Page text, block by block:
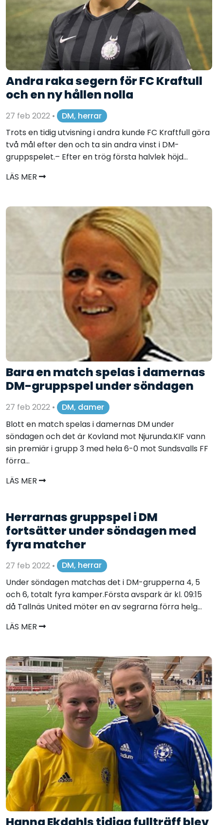
Andra raka segern för FC Kraftull
och en ny hållen nolla
27 feb 2022 •
DM, herrar
Trots en tidig utvisning i andra kunde FC Kraftfull göra
två mål efter den och ta sin andra vinst i DM-
gruppspelet.– Efter en trög första halvlek höjd...
LÄS MER
Bara en match spelas i damernas
DM-gruppspel under söndagen
27 feb 2022 •
DM, damer
Blott en match spelas i damernas DM under
söndagen och det är Kovland mot Njurunda.KIF vann
sin premiär i grupp 3 med hela 6-0 mot Sundsvalls FF
förra...
LÄS MER
Herrarnas gruppspel i DM
fortsätter under söndagen med
fyra matcher
27 feb 2022 •
DM, herrar
Under söndagen matchas det i DM-grupperna 4, 5
och 6, totalt fyra kamper.Första avspark är kl. 09:15
då Tallnäs United möter en av segrarna förra helg...
LÄS MER
Hanna Ekdahls tidiga fullträff blev